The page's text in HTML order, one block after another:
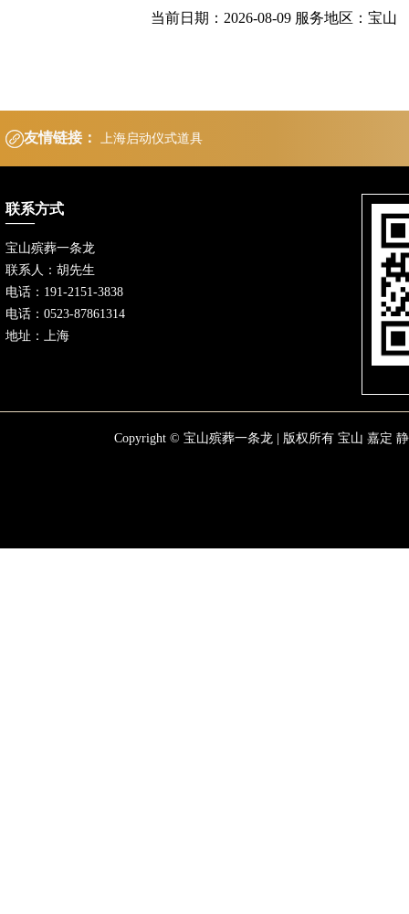
当前日期：2026-08-09 服务地区：宝山
友情链接： 上海启动仪式道具
联系方式
宝山殡葬一条龙
联系人：胡先生
电话：191-2151-3838
电话：0523-87861314
地址：上海
Copyright © 宝山殡葬一条龙 | 版权所有 宝山 嘉定